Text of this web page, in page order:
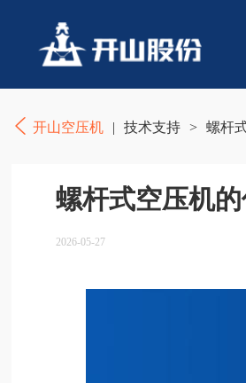
开山空压机 | 技术支持 > 螺杆
螺杆式空压机
2026-05-27